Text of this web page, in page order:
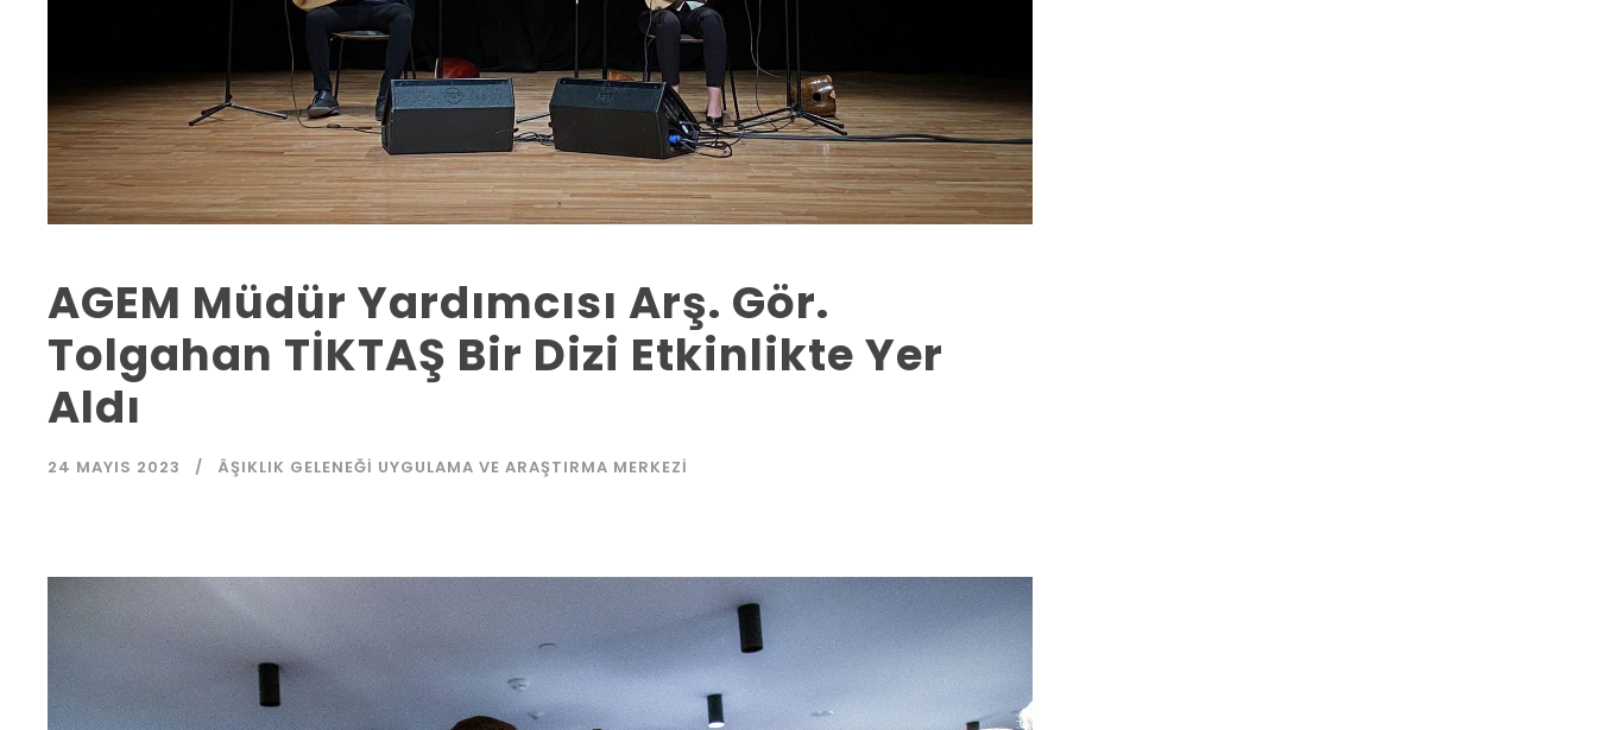
AGEM Müdür Yardımcısı Arş. Gör.
Tolgahan TİKTAŞ Bir Dizi Etkinlikte Yer
Aldı
24 MAYIS 2023 ÂŞIKLIK GELENEĞI UYGULAMA VE ARAŞTIRMA MERKEZI